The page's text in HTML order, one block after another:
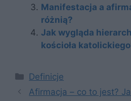
Manifestacja a
różnią?
Jak wygląda
kościoła
Kategorie
Definicje
Afirmacja – co to jest?